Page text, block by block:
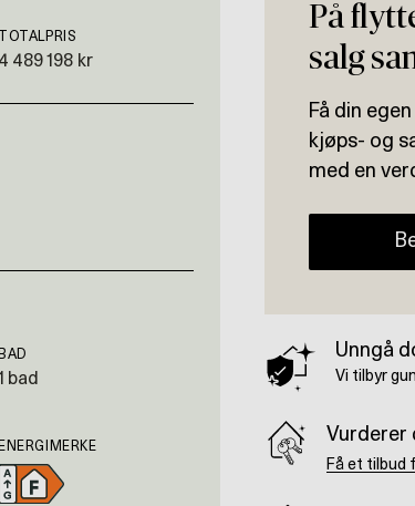
TOTALPRIS
4 489 198 kr
BAD
bad
ENERGIMERKE
På
salg
Få din
kjøps- og
med en
Unngå
Vi tilbyr
Vurderer
Få et tilbud